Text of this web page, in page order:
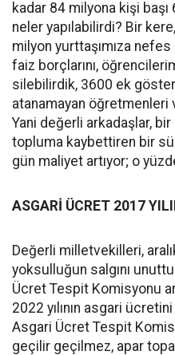
kadar 84 milyona kişi
neler yapılabilirdi? Bir
milyon yurttaşımıza
faiz borçlarını,
silebilirdik, 3600 ek
atanamayan öğretmenleri
Yani değerli arkadaşlar, bir
topluma kaybettiren bir
gün maliyet artıyor; o
ASGARİ ÜCRET 2017
Değerli milletvekilleri,
yoksulluğun salgını
Ücret Tespit Komisyonu
2022 yılının asgari
Asgari Ücret Tespit
geçilir geçilmez, apar